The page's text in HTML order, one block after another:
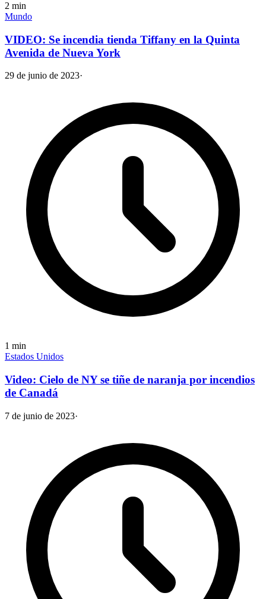
2 min
Mundo
VIDEO: Se incendia tienda Tiffany en la Quinta
Avenida de Nueva York
29 de junio de 2023·
1 min
Estados Unidos
Video: Cielo de NY se tiñe de naranja por incendios
de Canadá
7 de junio de 2023·